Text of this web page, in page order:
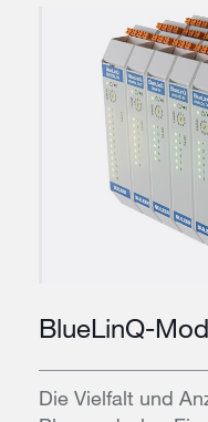
BlueLinQ-
Die Vielfalt und